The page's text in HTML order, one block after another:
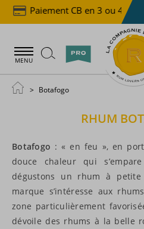
Paiement CB en 3 ou 4x
MENU
Botafogo
RHUM
Botafogo : « en feu », en
douce chaleur qui
dégustons un rhum à petite
marque s’intéresse aux
zone particulièrement
dévoile des rhums à la belle